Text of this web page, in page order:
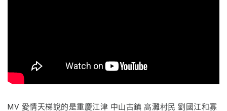
MV 愛情天梯說的是重慶江津 中山古鎮 高灘村民 劉國江和寡